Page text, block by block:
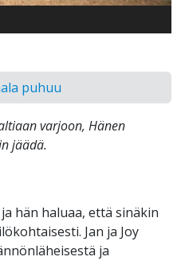
puhuu
varjoon, Hänen
jäädä.
hän haluaa, että sinäkin
Jan ja Joy
ja